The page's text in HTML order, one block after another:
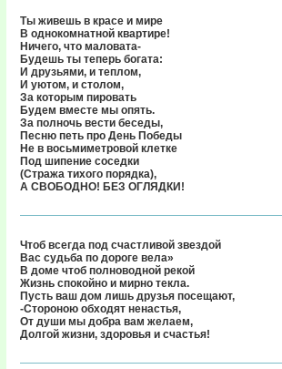
Ты живешь в красе и мире
В однокомнатной квартире!
Ничего, что маловата-
Будешь ты теперь богата:
И друзьями, и теплом,
И уютом, и столом,
За которым пировать
Будем вместе мы опять.
За полночь вести беседы,
Песню петь про День Победы
Не в восьмиметровой клетке
Под шипение соседки
(Стража тихого порядка),
А СВОБОДНО! БЕЗ ОГЛЯДКИ!
Чтоб всегда под счастливой звездой
Вас судьба по дороге вела»
В доме чтоб полноводной рекой
Жизнь спокойно и мирно текла.
Пусть ваш дом лишь друзья посещают,
-Стороною обходят ненастья,
От души мы добра вам желаем,
Долгой жизни, здоровья и счастья!